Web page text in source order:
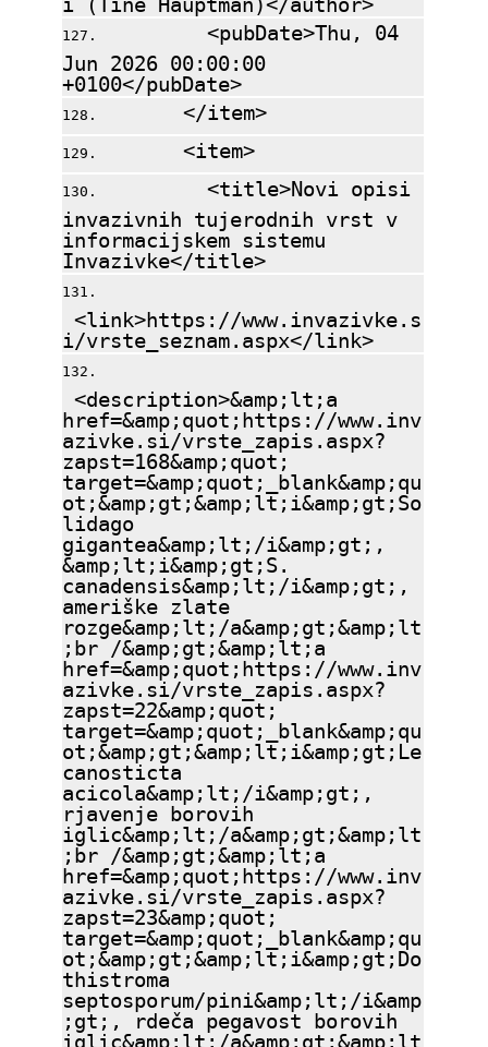
<pubDate>Thu, 04
Jun 2026 00:00:00
+0100</pubDate>
</item>
<item>
<title>Novi opisi
invazivnih tujerodnih vrst v
informacijskem sistemu
Invazivke</title>
<link>https://www.invazivke.s
i/vrste_seznam.aspx</link>
<description>&amp;lt;a
href=&amp;quot;https://www.inv
azivke.si/vrste_zapis.aspx?
zapst=168&amp;quot;
target=&amp;quot;_blank&amp;qu
ot;&amp;gt;&amp;lt;i&amp;gt;So
lidago
gigantea&amp;lt;/i&amp;gt;,
&amp;lt;i&amp;gt;S.
canadensis&amp;lt;/i&amp;gt;,
ameriške zlate
rozge&amp;lt;/a&amp;gt;&amp;lt
;br /&amp;gt;&amp;lt;a
href=&amp;quot;https://www.inv
azivke.si/vrste_zapis.aspx?
zapst=22&amp;quot;
target=&amp;quot;_blank&amp;qu
ot;&amp;gt;&amp;lt;i&amp;gt;Le
canosticta
acicola&amp;lt;/i&amp;gt;,
rjavenje borovih
iglic&amp;lt;/a&amp;gt;&amp;lt
;br /&amp;gt;&amp;lt;a
href=&amp;quot;https://www.inv
azivke.si/vrste_zapis.aspx?
zapst=23&amp;quot;
target=&amp;quot;_blank&amp;qu
ot;&amp;gt;&amp;lt;i&amp;gt;Do
thistroma
septosporum/pini&amp;lt;/i&amp
;gt;, rdeča pegavost borovih
iglic&amp;lt;/a&amp;gt;&amp;lt